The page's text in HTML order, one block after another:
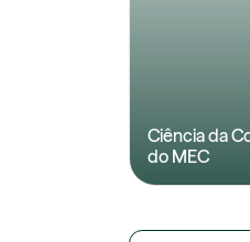
Ciência da
do MEC